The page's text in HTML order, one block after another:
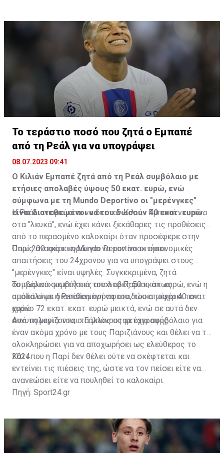
ήταν επίσης πολύ σεβαστός και αγαπητός και όπου
πέρασε τις τελευταίες του μέρες.
Το τεράστιο ποσό που ζητά ο Εμπαπέ
από τη Ρεάλ για να υπογράψει
08.07.2023 09:41
Ο Κιλιάν Εμπαπέ ζητά από τη Ρεάλ συμβόλαιο με
ετήσιες απολαβές ύψους 50 εκατ. ευρώ, ενώ
σύμφωνα με τη Mundo Deportivo οι "μερένγκες"
είναι διατεθειμένοι να του δώσουν 40 εκατ. ευρώ.
Η Ρεάλ ονειρεύεται να δει τον Κιλιάν Εμπαπέ ντυμένο
στα "λευκά", ενώ έχει κάνει ξεκάθαρες τις προθέσεις
από το περασμένο καλοκαίρι όταν προσέφερε στην
Παρί 200 εκατ. ευρώ για να τον αποκτήσει.
Όπως αναφέρει η Mundo Deportivo οι οικονομικές
απαιτήσεις του 24χρονου για να υπογράψει στους
"μερένγκες" είναι υψηλές. Συγκεκριμένα, ζητά
συμβόλαιο με ετήσιες απολαβές 50 εκατ. ευρώ, ενώ η
ομάδα είναι διατεθειμένη να του δώσει μέχρι 40 εκατ.
ευρώ.
Το τωρινό συμβόλαιό του στο Παρίσι, όπως
αποκάλυψε η Parisien πρόσφατα, του αποφέρει τον
χρόνο 72 εκατ. εκατ. ευρώ μεικτά, ενώ σε αυτά δεν
συνυπολογίζονται τα μπόνους μεταγραφής.
Από τη μεριά του, ο Γάλλος σταρ έχει συμβόλαιο για
έναν ακόμα χρόνο με τους Παριζιάνους και θέλει να το
ολοκληρώσει για να αποχωρήσει ως ελεύθερος το
2024.
Κάτι που η Παρί δεν θέλει ούτε να σκέφτεται και
εντείνει τις πιέσεις της, ώστε να τον πείσει είτε να
ανανεώσει είτε να πουληθεί το καλοκαίρι.
Πηγή: Sport24.gr